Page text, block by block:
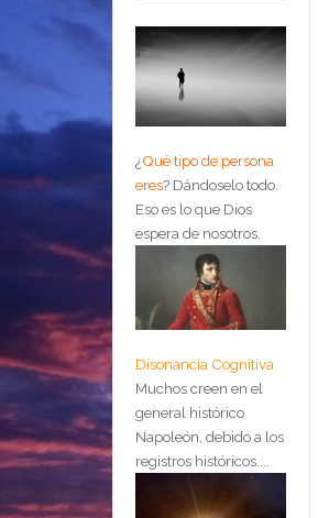
¿Qué tipo de persona
eres? Dándoselo todo.
Eso es lo que Dios
espera de nosotros.
Disonancia Cognitiva
Muchos creen en el
general histórico
Napoleón, debido a los
registros históricos....